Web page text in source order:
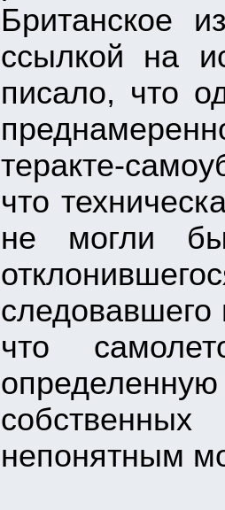
Британское
ссылкой на
писало, что
теракте-
что
не могли
что
непонятным